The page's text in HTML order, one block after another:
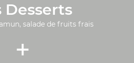
Desserts
salade de fruits frais
+